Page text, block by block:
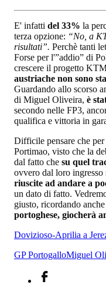
E' infatti del 33% la
terza opzione: “No, a
risultati”. Perchè tanti
Forse per l'”addio” di
crescere il progetto
austriache non sono
Guardando allo scorso
di Miguel Oliveira, è
secondo nelle FP3,
qualifica e vittoria in
Difficile pensare che
Portimao, visto che la
dal fatto che su quel
ovvero dal loro ingresso
riuscite ad andare a
un dato di fatto.
giusto, ricordando
portoghese, giocherà
Dovizioso-Aprilia a
GP PortogalloMiguel